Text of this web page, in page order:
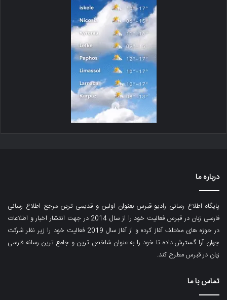
درباره ما
پایگاه اطلاع رسانی رادیو قبرس بعنوان اولین و قدیمی ترین مرجع اطلاع رسانی
فارسی زبان در قبرس فعالیت خود را از سال 2014 در جهت انتشار اخبار و اطلاعات
در حوزه های مختلف آغاز کرده و از آغاز سال 2019 فعالیت خود را زیر نظر شرکت
جهان آرا گسترش داده تا خود را به عنوان شاخص ترین و جامع ترین رسانه فارسی
زبان در قبرس مطرح کند.
تماس با ما